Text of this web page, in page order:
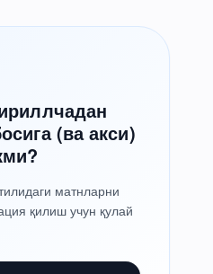
(ва акси)
матнларни
қилиш учун қулай